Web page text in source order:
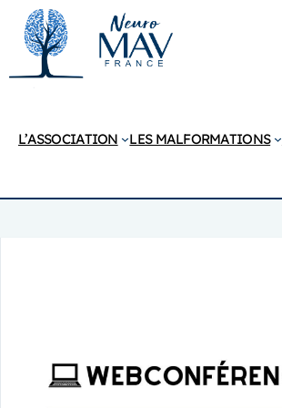
Aller
contenu
L’ASSOCIATION LES MALFORMATIONS